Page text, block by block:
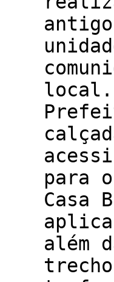
local.
para
Casa
além